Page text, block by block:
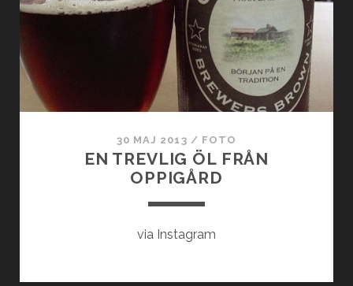
HELSINGBORG
30 MAJ 2013 / FOTO
EN TREVLIG ÖL FRÅN
OPPIGÅRD
via Instagram